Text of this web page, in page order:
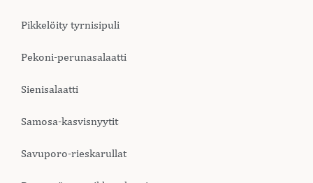
Pikkelöity tyrnisipuli
Pekoni-perunasalaatti
Sienisalaatti
Samosa-kasvisnyytit
Savuporo-rieskarullat